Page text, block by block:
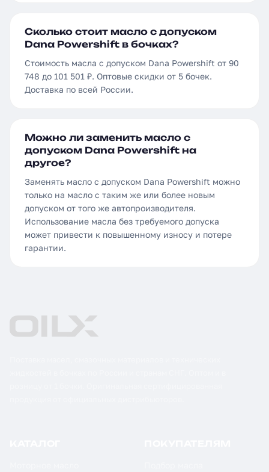
Сколько стоит масло с допуском
Dana Powershift в бочках?
Стоимость масла с допуском Dana Powershift от 90
748 до 101 501 ₽. Оптовые скидки от 5 бочек.
Доставка по всей России.
Можно ли заменить масло с
допуском Dana Powershift на
другое?
Заменять масло с допуском Dana Powershift можно
только на масло с таким же или более новым
допуском от того же автопроизводителя.
Использование масла без требуемого допуска
может привести к повышенному износу и потере
гарантии.